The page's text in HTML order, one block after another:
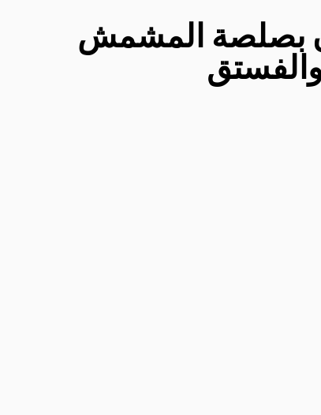
بصلصة المشمش